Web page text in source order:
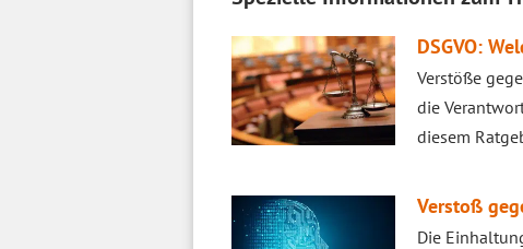
DSGVO:
Verstöße
die
diesem
Verstoß
Die